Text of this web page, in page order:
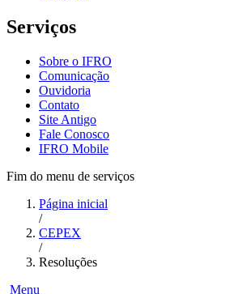
Serviços
Sobre o IFRO
Comunicação
Ouvidoria
Contato
Site Antigo
Fale Conosco
IFRO Mobile
Fim do menu de serviços
Página inicial
/
CEPEX
/
Resoluções
Menu